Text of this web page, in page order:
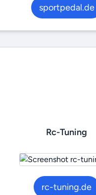
sportpedal.de
Rc-Tuning
rc-tuning.de